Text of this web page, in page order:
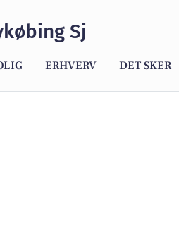
Sj
ERHVERV DET SKER